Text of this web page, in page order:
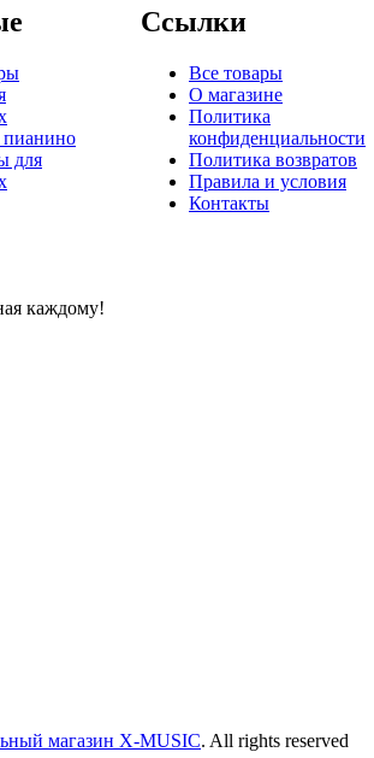
для
Ссылки
Все товары
О магазине
Политика
конфиденциальности
Политика возвратов
Правила и условия
Контакты
каждому!
магазин X-MUSIC. All rights reserved